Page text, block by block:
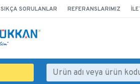
SIKÇA SORULANLAR REFERANSLARIMIZ